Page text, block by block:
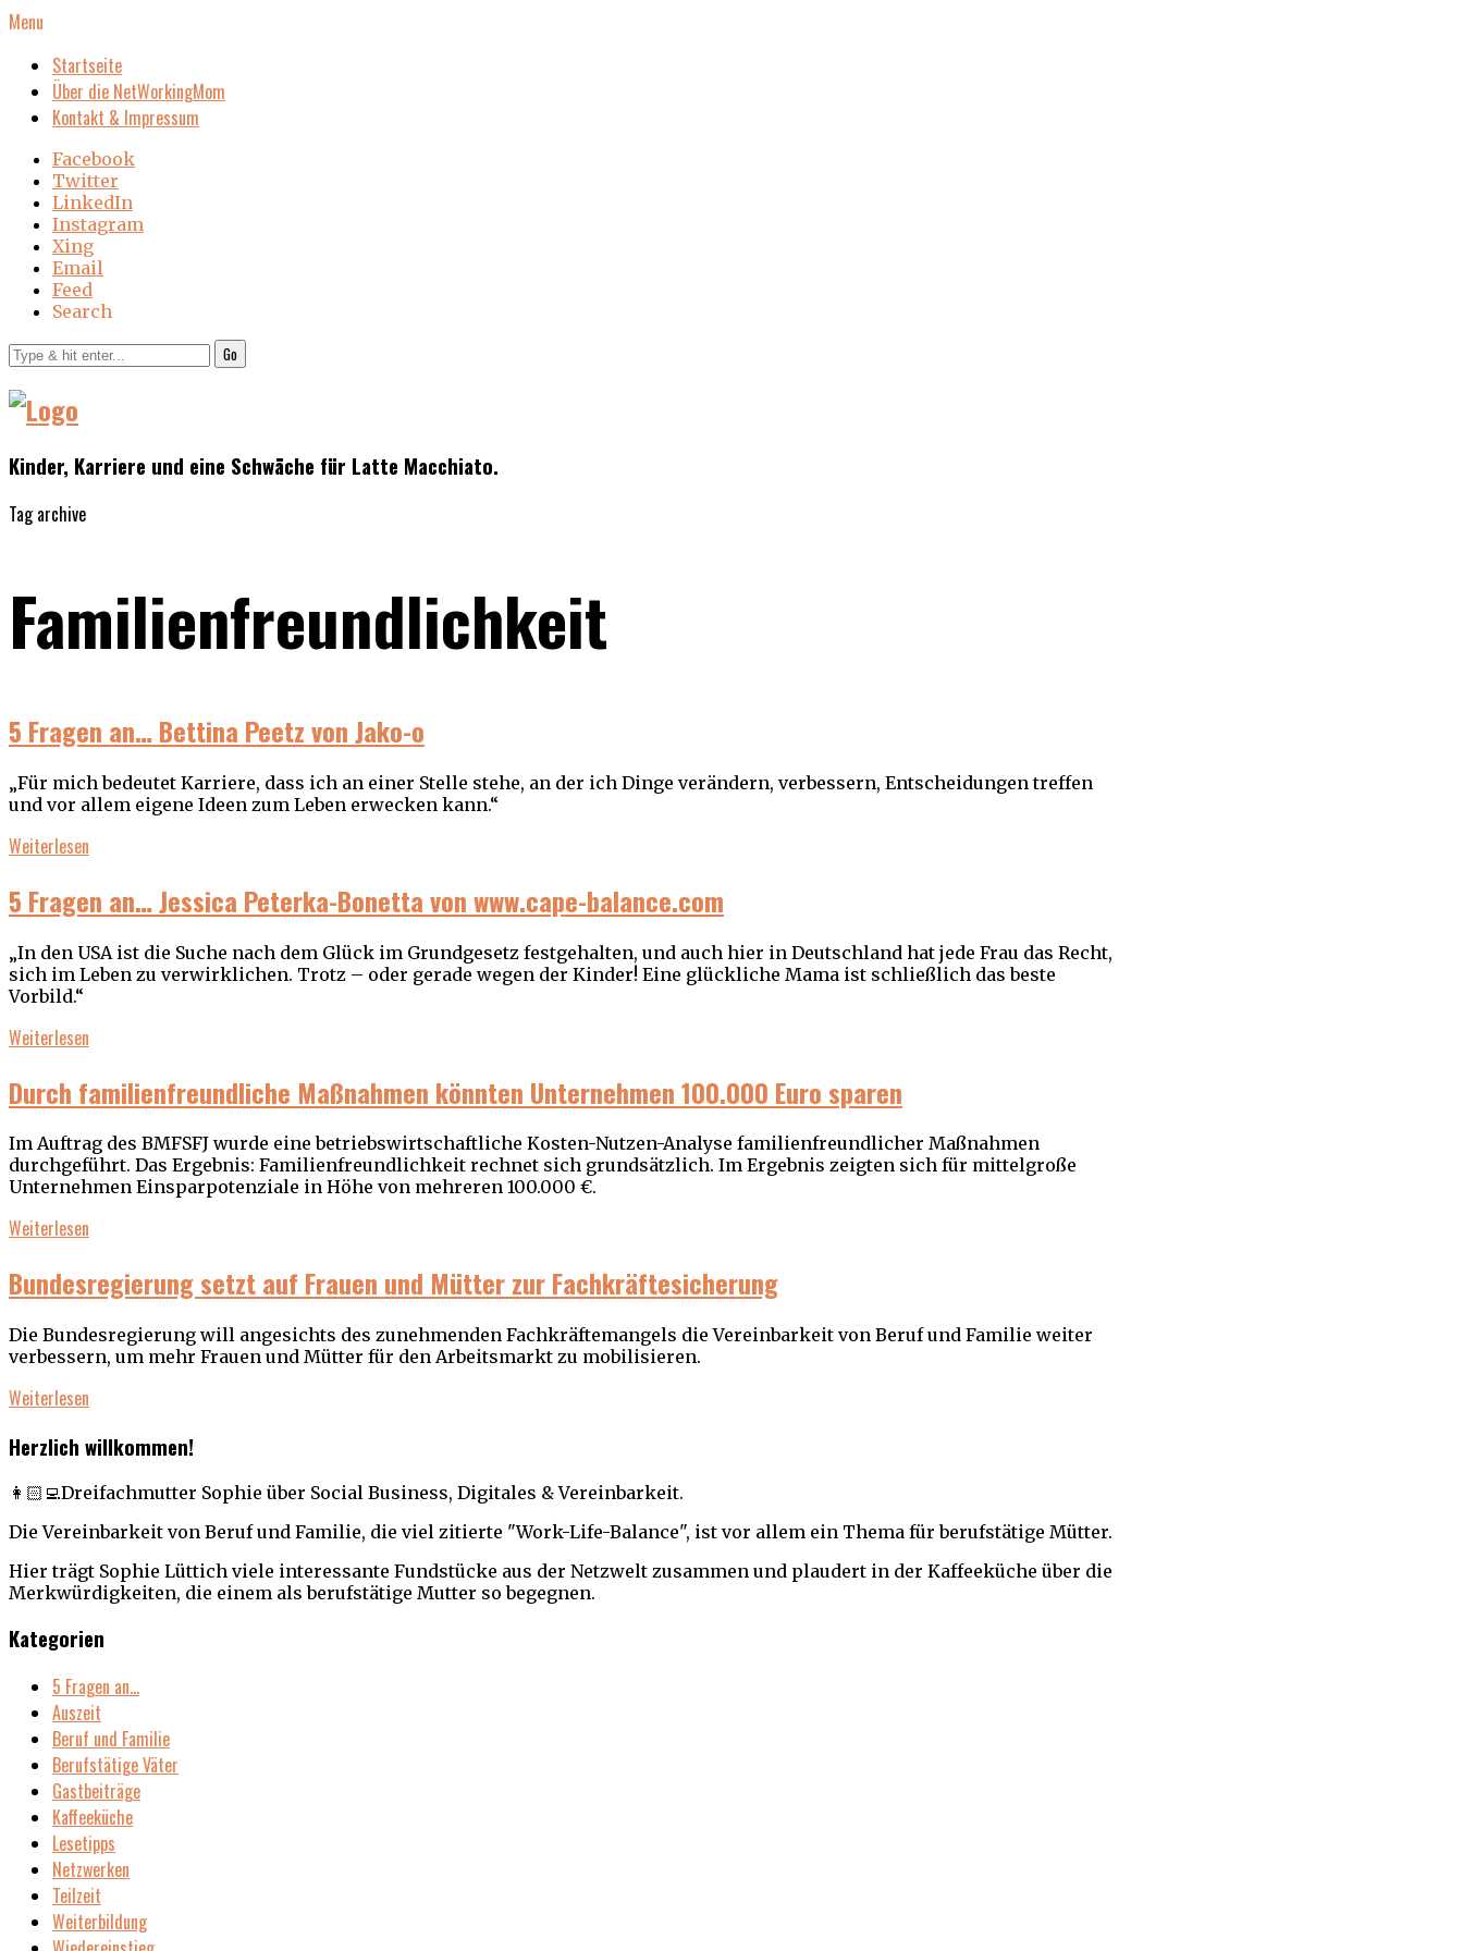
Menu
Startseite
Über die NetWorkingMom
Kontakt & Impressum
Facebook
Twitter
LinkedIn
Instagram
Xing
Email
Feed
Search
Go
Kinder, Karriere und eine Schwäche für Latte Macchiato.
Tag archive
Familienfreundlichkeit
5 Fragen an… Bettina Peetz von Jako-o
„Für mich bedeutet Karriere, dass ich an einer Stelle stehe, an der ich Dinge verändern, verbessern, Entscheidungen treffen
und vor allem eigene Ideen zum Leben erwecken kann.“
Weiterlesen
5 Fragen an… Jessica Peterka-Bonetta von www.cape-balance.com
„In den USA ist die Suche nach dem Glück im Grundgesetz festgehalten, und auch hier in Deutschland hat jede Frau das Recht,
sich im Leben zu verwirklichen. Trotz – oder gerade wegen der Kinder! Eine glückliche Mama ist schließlich das beste
Vorbild.“
Weiterlesen
Durch familienfreundliche Maßnahmen könnten Unternehmen 100.000 Euro sparen
Im Auftrag des BMFSFJ wurde eine betriebswirtschaftliche Kosten-Nutzen-Analyse familienfreundlicher Maßnahmen
durchgeführt. Das Ergebnis: Familienfreundlichkeit rechnet sich grundsätzlich. Im Ergebnis zeigten sich für mittelgroße
Unternehmen Einsparpotenziale in Höhe von mehreren 100.000 €.
Weiterlesen
Bundesregierung setzt auf Frauen und Mütter zur Fachkräftesicherung
Die Bundesregierung will angesichts des zunehmenden Fachkräftemangels die Vereinbarkeit von Beruf und Familie weiter
verbessern, um mehr Frauen und Mütter für den Arbeitsmarkt zu mobilisieren.
Weiterlesen
Herzlich willkommen!
👩🏻‍💻Dreifachmutter Sophie über Social Business, Digitales & Vereinbarkeit.
Die Vereinbarkeit von Beruf und Familie, die viel zitierte "Work-Life-Balance", ist vor allem ein Thema für berufstätige Mütter.
Hier trägt Sophie Lüttich viele interessante Fundstücke aus der Netzwelt zusammen und plaudert in der Kaffeeküche über die
Merkwürdigkeiten, die einem als berufstätige Mutter so begegnen.
Kategorien
5 Fragen an…
Auszeit
Beruf und Familie
Berufstätige Väter
Gastbeiträge
Kaffeeküche
Lesetipps
Netzwerken
Teilzeit
Weiterbildung